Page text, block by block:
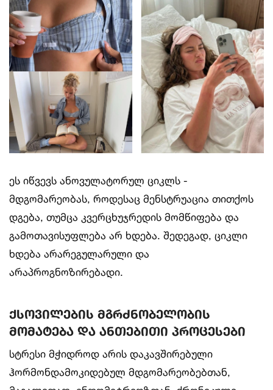
ეს იწვევს ანოვულატორულ ციკლს -
მდგომარეობას, როდესაც მენსტრუაცია თითქოს
დგება, თუმცა კვერცხუჯრედის მომწიფება და
გამოთავისუფლება არ ხდება. შედეგად, ციკლი
ხდება არარეგულარული და
არაპროგნოზირებადი.
ქსოვილების მგრძნობელობის
მომატება და ანთებითი პროცესები
სტრესი მჭიდროდ არის დაკავშირებული
ჰორმონდამოკიდებულ მდგომარეობებთან,